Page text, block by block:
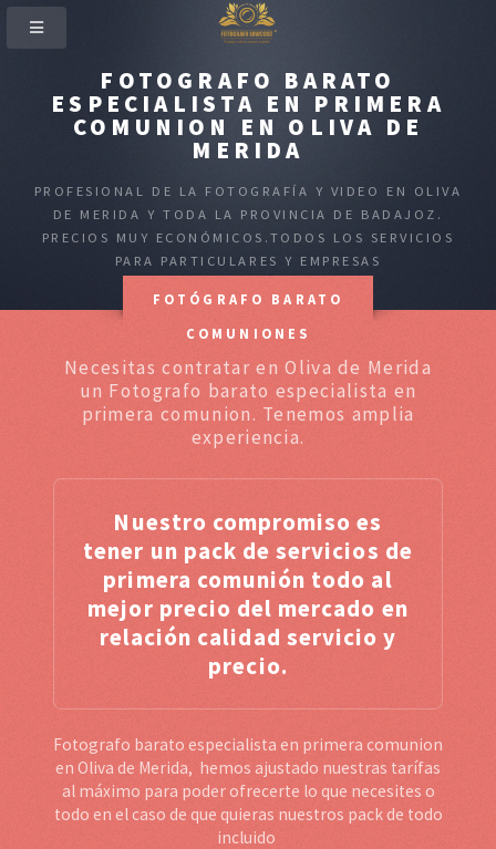
FOTOGRAFO BARATO
ESPECIALISTA EN PRIMERA
COMUNION EN OLIVA DE
MERIDA
PROFESIONAL DE LA FOTOGRAFÍA Y VIDEO EN OLIVA
DE MERIDA Y TODA LA PROVINCIA DE BADAJOZ.
PRECIOS MUY ECONÓMICOS.TODOS LOS SERVICIOS
PARA PARTICULARES Y EMPRESAS
FOTÓGRAFO BARATO
COMUNIONES
Necesitas contratar en Oliva de Merida
un Fotografo barato especialista en
primera comunion. Tenemos amplia
experiencia.
Nuestro compromiso es
tener un pack de servicios de
primera comunión todo al
mejor precio del mercado en
relación calidad servicio y
precio.
Fotografo barato especialista en primera comunion
en Oliva de Merida, hemos ajustado nuestras tarífas
al máximo para poder ofrecerte lo que necesites o
todo en el caso de que quieras nuestros pack de todo
incluido